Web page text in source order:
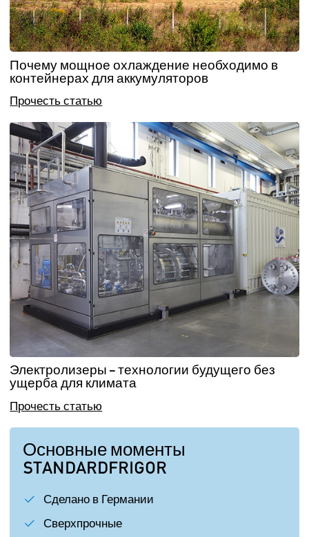
Почему мощное охлаждение необходимо в
контейнерах для аккумуляторов
Прочесть статью
Электролизеры – технологии будущего без
ущерба для климата
Прочесть статью
Основные моменты
STANDARDFRIGOR
Сделано в Германии
Сверхпрочные